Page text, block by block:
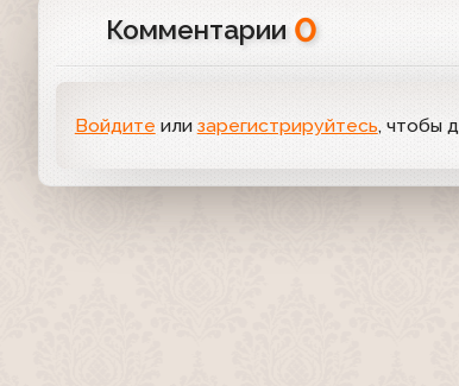
Комментарии 0
Войдите или зарегистрируйтесь, чтобы